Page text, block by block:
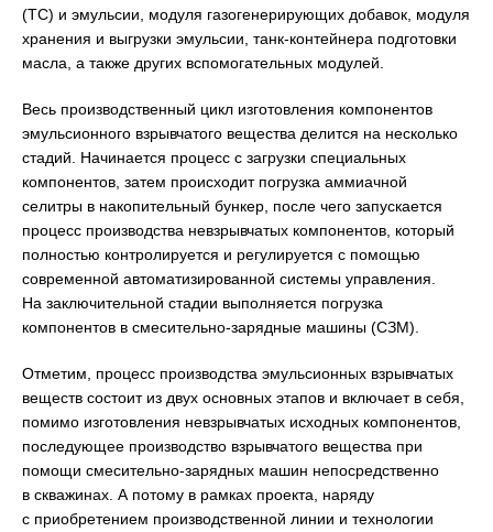
(ТС) и эмульсии, модуля газогенерирующих добавок, модуля
хранения и выгрузки эмульсии, танк-контейнера подготовки
масла, а также других вспомогательных модулей.
Весь производственный цикл изготовления компонентов
эмульсионного взрывчатого вещества делится на несколько
стадий. Начинается процесс с загрузки специальных
компонентов, затем происходит погрузка аммиачной
селитры в накопительный бункер, после чего запускается
процесс производства невзрывчатых компонентов, который
полностью контролируется и регулируется с помощью
современной автоматизированной системы управления.
На заключительной стадии выполняется погрузка
компонентов в смесительно-зарядные машины (СЗМ).
Отметим, процесс производства эмульсионных взрывчатых
веществ состоит из двух основных этапов и включает в себя,
помимо изготовления невзрывчатых исходных компонентов,
последующее производство взрывчатого вещества при
помощи смесительно-зарядных машин непосредственно
в скважинах. А потому в рамках проекта, наряду
с приобретением производственной линии и технологии